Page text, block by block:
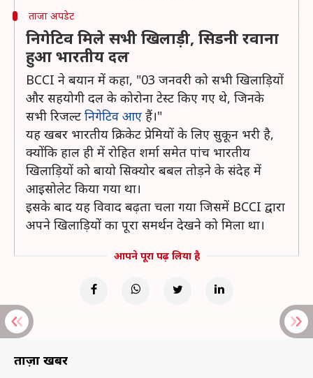
ताजा अपडेट
निगेटिव मिले सभी खिलाड़ी, सिडनी रवाना
हुआ भारतीय दल
BCCI ने बयान में कहा, "03 जनवरी को सभी खिलाड़ियों
और सहयोगी दल के कोरोना टेस्ट किए गए थे, जिनके
सभी रिजल्ट निगेटिव आए हैं।"
यह खबर भारतीय क्रिकेट प्रेमियों के लिए सुकून भरी है,
क्योंकि हाल ही में रोहित शर्मा समेत पांच भारतीय
खिलाड़ियों को बायो सिक्योर बबल तोड़ने के संदेह में
आइसोलेट किया गया था।
इसके बाद यह विवाद बढ़ता चला गया जिसमें BCCI द्वारा
अपने खिलाड़ियों का पूरा समर्थन देखने को मिला था।
आपने पूरा पढ़ लिया है
ताज़ा खबरें